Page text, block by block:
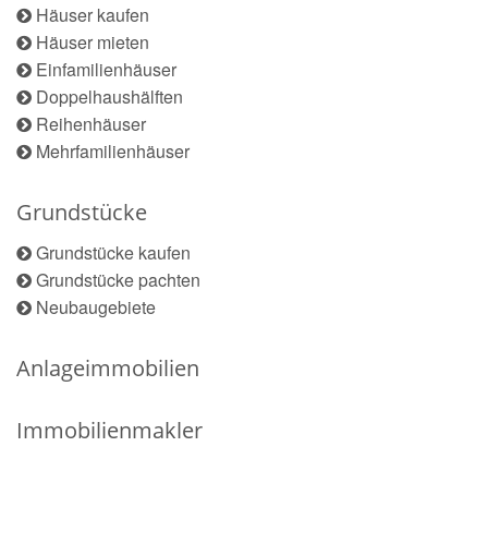
Häuser kaufen
Häuser mieten
Einfamilienhäuser
Doppelhaushälften
Reihenhäuser
Mehrfamilienhäuser
Grundstücke
Grundstücke kaufen
Grundstücke pachten
Neubaugebiete
Anlageimmobilien
Immobilienmakler